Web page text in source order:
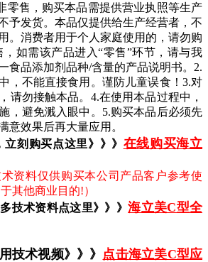
零售，购买本品需提供营业执照等生产
予发货。本品仅提供给生产经营者，不
。消费者用于个人家庭使用的，请勿购
如需该产品进入“零售”环节，请与我
食品添加剂品种/含量的产品说明书。2.
，不能直接食用。谨防儿童误食！3.对
请勿接触本品。4.在使用本品过程中，
，避免溅入眼中。5.购买本品后必须先
意效果后再大量应用。
刻购买点这里》》》 在线购买海立
术资料仅供购买本公司产品客户参考使
其他商业目的!）
技术资料点这里》》》海立美C型全
技术视频》》》 点击海立美C型应